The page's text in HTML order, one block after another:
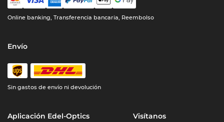
Online banking, Transferencia bancaria, Reembolso
Envío
Sin gastos de envío ni devolución
Aplicación Edel-Optics Visítanos